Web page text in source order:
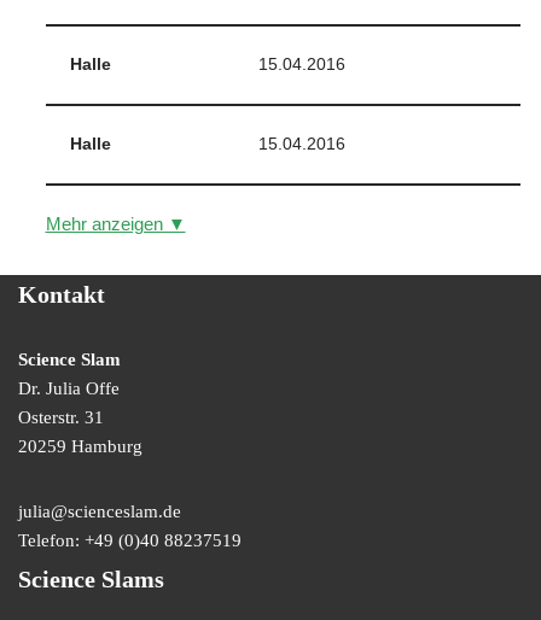
Halle 15.04.2016
Halle 15.04.2016
Mehr anzeigen ▼
Kontakt
Science Slam
Dr. Julia Offe
Osterstr. 31
20259 Hamburg
julia@scienceslam.de
Telefon: +49 (0)40 88237519
Science Slams